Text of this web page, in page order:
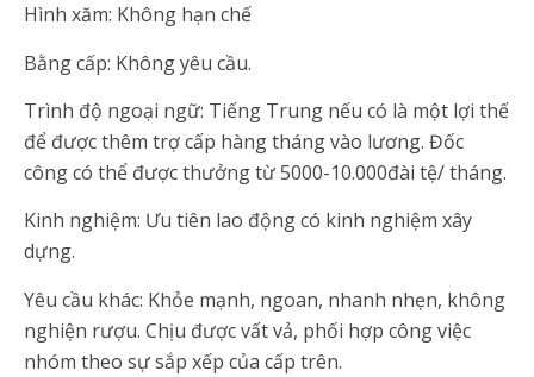
Hình xăm: Không hạn chế
Bằng cấp: Không yêu cầu.
Trình độ ngoại ngữ: Tiếng Trung nếu có là một lợi thế
để được thêm trợ cấp hàng tháng vào lương. Đốc
công có thể được thưởng từ 5000-10.000đài tệ/ tháng.
Kinh nghiệm: Ưu tiên lao động có kinh nghiệm xây
dựng.
Yêu cầu khác: Khỏe mạnh, ngoan, nhanh nhẹn, không
nghiện rượu. Chịu được vất vả, phối hợp công việc
nhóm theo sự sắp xếp của cấp trên.